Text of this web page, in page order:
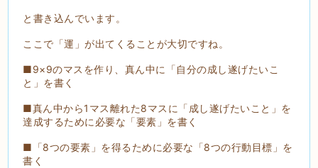
と書き込んでいます。
ここで「運」が出てくることが大切ですね。
■9×9のマスを作り、真ん中に「自分の成し遂げたいこ
と」を書く
■真ん中から1マス離れた8マスに「成し遂げたいこと」を
達成するために必要な「要素」を書く
■「8つの要素」を得るために必要な「8つの行動目標」を
書く